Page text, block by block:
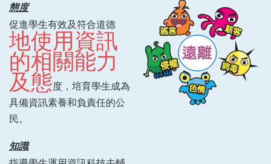
態度
促進學生有效及符合道德
地使用資訊
的相關能力
及態度，培育學生成為
具備資訊素養和負責任的公
民。
知識